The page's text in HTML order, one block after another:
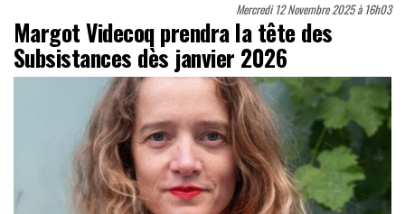
Mercredi 12 Novembre 2025 à 16h03
Margot Videcoq prendra la tête des
Subsistances dès janvier 2026